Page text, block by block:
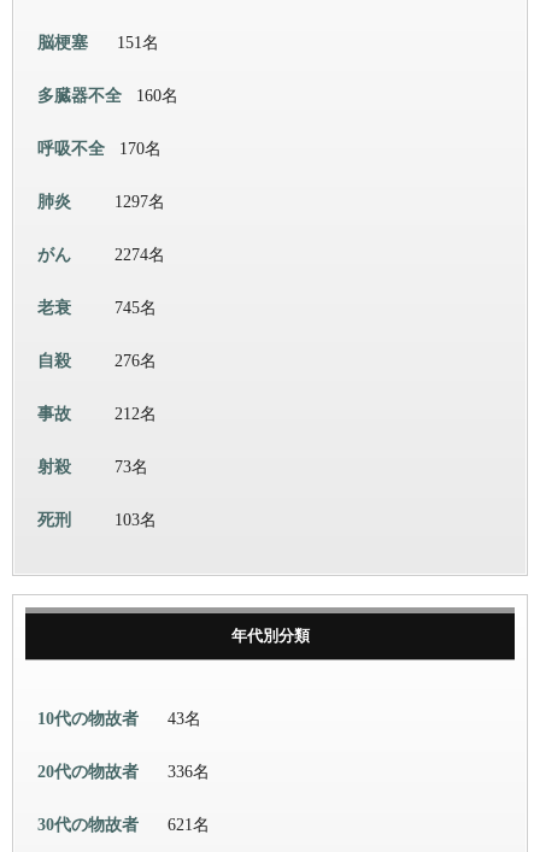
脳梗塞 151名
多臓器不全 160名
呼吸不全 170名
肺炎 1297名
がん 2274名
老衰 745名
自殺 276名
事故 212名
射殺 73名
死刑 103名
年代別分類
10代の物故者 43名
20代の物故者 336名
30代の物故者 621名